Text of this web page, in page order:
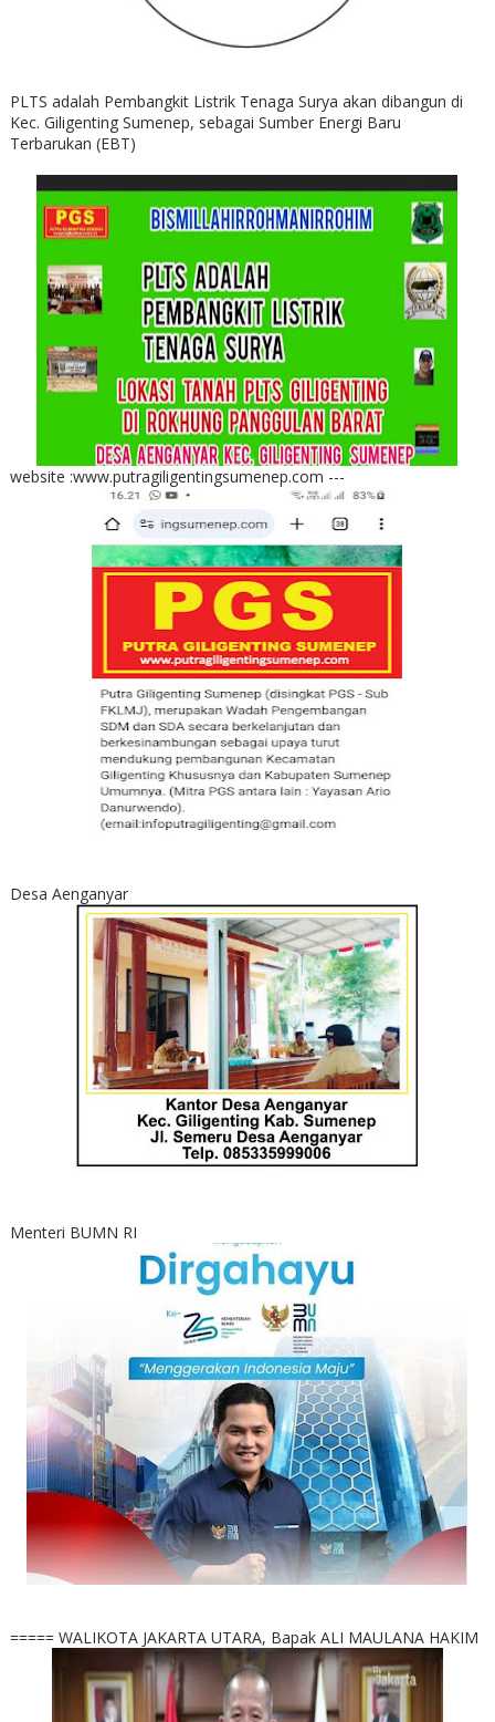
PLTS adalah Pembangkit Listrik Tenaga Surya akan dibangun di
Kec. Giligenting Sumenep, sebagai Sumber Energi Baru
Terbarukan (EBT)
website :www.putragiligentingsumenep.com ---
Desa Aenganyar
Menteri BUMN RI
===== WALIKOTA JAKARTA UTARA, Bapak ALI MAULANA HAKIM